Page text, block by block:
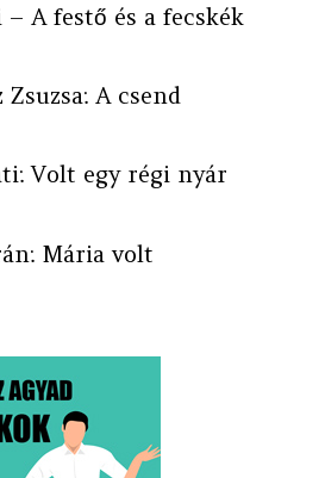
– A festő és a fecskék
Zsuzsa: A csend
Volt egy régi nyár
Mária volt